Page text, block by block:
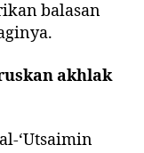
balasan
akhlak
‘Utsaimin